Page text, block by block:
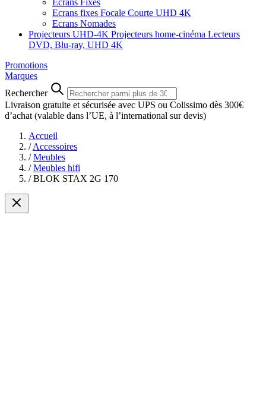
Ecrans Fixes
Ecrans fixes Focale Courte UHD 4K
Ecrans Nomades
Projecteurs UHD-4K Projecteurs home-cinéma Lecteurs
DVD, Blu-ray, UHD 4K
Promotions
Marques
Rechercher
Livraison gratuite et sécurisée avec UPS ou Colissimo dès 300€
d’achat (valable dans l’UE, à l’international sur devis)
Accueil
/ Accessoires
/ Meubles
/ Meubles hifi
/ BLOK STAX 2G 170